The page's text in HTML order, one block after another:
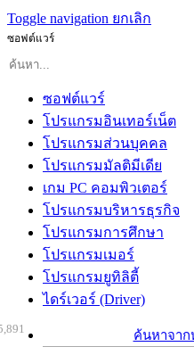
Toggle navigation ยกเลิก
ซอฟต์แวร์
ซอฟต์แวร์
โปรแกรมอินเทอร์เน็ต
โปรแกรมส่วนบุคคล
โปรแกรมมัลติมีเดีย
เกม PC คอมพิวเตอร์
โปรแกรมบริหารธุรกิจ
โปรแกรมการศึกษา
โปรแกรมเมอร์
โปรแกรมยูทิลิตี้
ไดร์เวอร์ (Driver)
ค้นหาจา